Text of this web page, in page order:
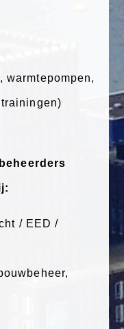
warmtepompen,
/ EED /